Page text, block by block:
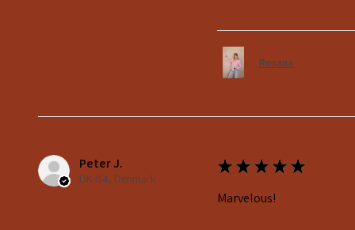
Rosana
Peter J.
DK-84, Denmark
★★★★★
Marvelous!